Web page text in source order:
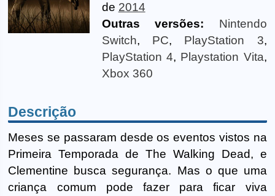
de 2014
Outras versões:
Nintendo
Switch, PC, PlayStation 3,
PlayStation 4, Playstation Vita,
Xbox 360
Descrição
Meses se passaram desde os eventos vistos na
Primeira Temporada de The Walking Dead, e
Clementine busca segurança. Mas o que uma
criança comum pode fazer para ficar viva